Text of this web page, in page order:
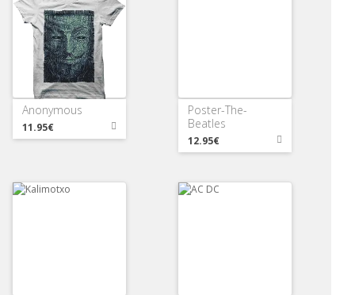
Anonymous
11.95€
Poster-The-
Beatles
12.95€